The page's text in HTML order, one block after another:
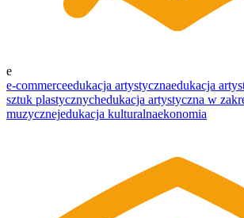
e
e-commerceedukacja artystycznaedukacja
sztuk plastycznychedukacja artystyczna w
muzycznejedukacja kulturalnaekonomia